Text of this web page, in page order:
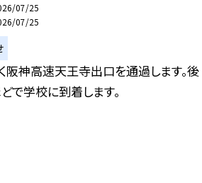
07/25
07/25
阪神高速天王寺出口を通過します。後
で学校に到着します。